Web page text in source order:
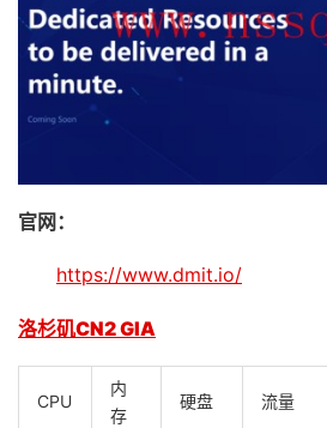
官网：
https://www.dmit.io/
洛杉矶CN2 GIA
CPU
内
存
硬盘 流量